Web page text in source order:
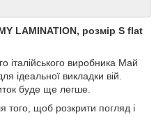
LAMINATION, розмір S flat
італійського виробника Май
ідеальної викладки вій.
буде ще легше.
того, щоб розкрити погляд і